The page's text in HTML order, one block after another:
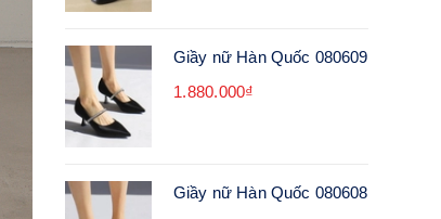
Giầy nữ Hàn Quốc 080609
1.880.000₫
Giầy nữ Hàn Quốc 080608